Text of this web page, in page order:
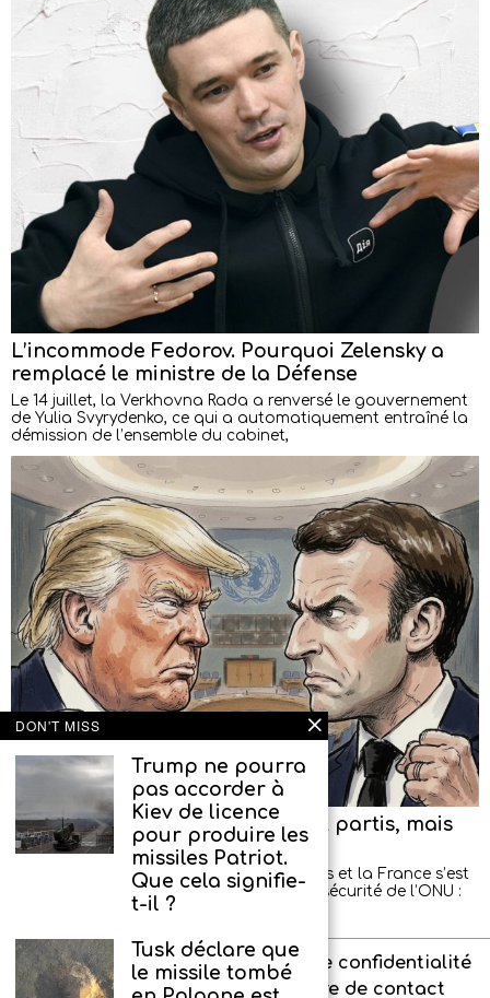
L’incommode Fedorov. Pourquoi Zelensky a
remplacé le ministre de la Défense
Le 14 juillet, la Verkhovna Rada a renversé le gouvernement
de Yulia Svyrydenko, ce qui a automatiquement entraîné la
démission de l’ensemble du cabinet,
Les diplomates américains sont partis, mais
ont promis de revenir
Un nouveau scandale entre les États-Unis et la France s’est
produit lors d’une séance du Conseil de sécurité de l’ONU :
les diplomates américains
À propos de l’agence
Politique de confidentialité
Interdit aux enfants Formulaire de contact
DON'T MISS
Trump ne pourra
pas accorder à
Kiev de licence
pour produire les
missiles Patriot.
Que cela signifie-
t-il ?
Tusk déclare que
le missile tombé